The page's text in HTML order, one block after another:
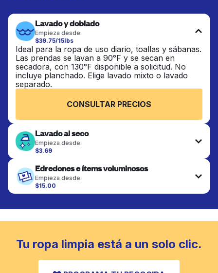
Lavado y doblado
Empieza desde:
$39.75/15lbs
Ideal para la ropa de uso diario, toallas y sábanas.
Las prendas se lavan a 90°F y se secan en
secadora, con 130°F disponible a solicitud. No
incluye planchado. Elige lavado mixto o lavado
separado.
CONSULTAR PRECIOS
Lavado al seco
Empieza desde:
$3.69
terminan de forma profesional. Adecuado para
trajes, vestidos, abrigos y telas que requieren
cuidado especial para mantener su forma, color y
textura.
Edredones e ítems voluminosos
Empieza desde:
$15.00
Los artículos grandes como edredones, mantas y
completamente. Diseñado para refrescar piezas
más pesadas que no caben en una lavadora
CONSULTAR PRECIOS
Tu ropa limpia está a un solo clic.